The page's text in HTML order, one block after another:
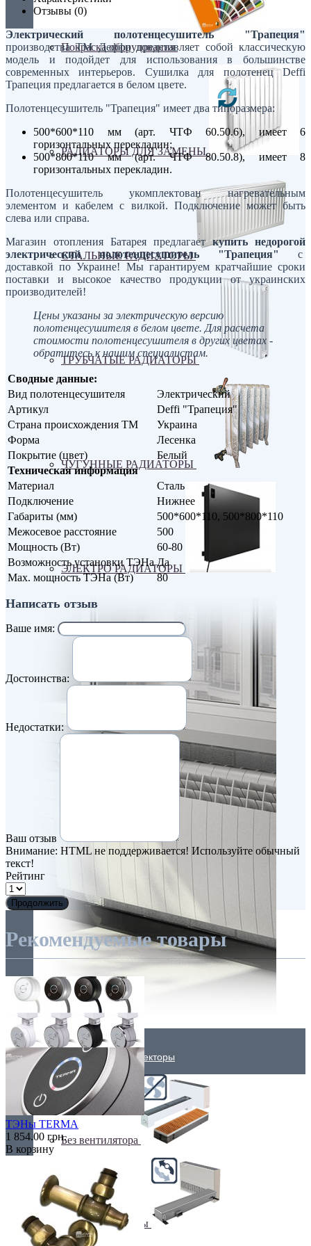
Покраска оборудования
РАДИАТОРЫ ДЛЯ ЗАМЕНЫ
СТАЛЬНЫЕ РАДИАТОРЫ
ТРУБЧАТЫЕ РАДИАТОРЫ
ЧУГУННЫЕ РАДИАТОРЫ
ЭЛЕКТРО РАДИАТОРЫ
Внутрипольные конвекторы
Без вентилятора
Климаконвекторы
Отзывы (0)
Электрический полотенцесушитель "Трапеция"
производства ТМ Деффи представляет собой классическую
модель и подойдет для использования в большинстве
современных интерьеров. Сушилка для полотенец Deffi
Трапеция предлагается в белом цвете.
Полотенцесушитель "Трапеция" имеет два типоразмера:
500*600*110 мм (арт. ЧТФ 60.50.6), имеет 6
горизонтальных перекладин;
500*800*110 мм (арт. ЧТФ 80.50.8), имеет 8
горизонтальных перекладин.
Полотенцесушитель укомплектован нагревательным
элементом и кабелем с вилкой. Подключение может быть
слева или справа.
Магазин отопления Батарея предлагаеткупить недорогой
электрический полотенцесушитель "Трапеция"
с
доставкой по Украине! Мы гарантируем кратчайшие сроки
поставки и высокое качество продукции от украинских
производителей!
Цены указаны за электрическую версию
полотенцесушителя в белом цвете. Для расчета
стоимости полотенцесушителя в других цветах -
обратитесь к нашим специалистам.
Сводные данные:
Вид полотенцесушителя
Электрический
Артикул
Deffi "Трапеция"
Страна происхождения ТМ
Украина
Форма
Лесенка
Покрытие (цвет)
Белый
Техническая информация
Материал
Сталь
Подключение
Нижнее
Габариты (мм)
500*600*110, 500*800*110
Межосевое расстояние
500
Мощность (Вт)
60-80
Возможность установки ТЭНа Да
Max. мощность ТЭНа (Вт)
80
Написать отзыв
Ваше имя:
Достоинства:
Недостатки:
Ваш отзыв
Внимание: HTML не поддерживается! Используйте обычный
текст!
Рейтинг
Продолжить
Рекомендуемые товары
ТЭНы TERMA
1 854.00 грн.
В корзину